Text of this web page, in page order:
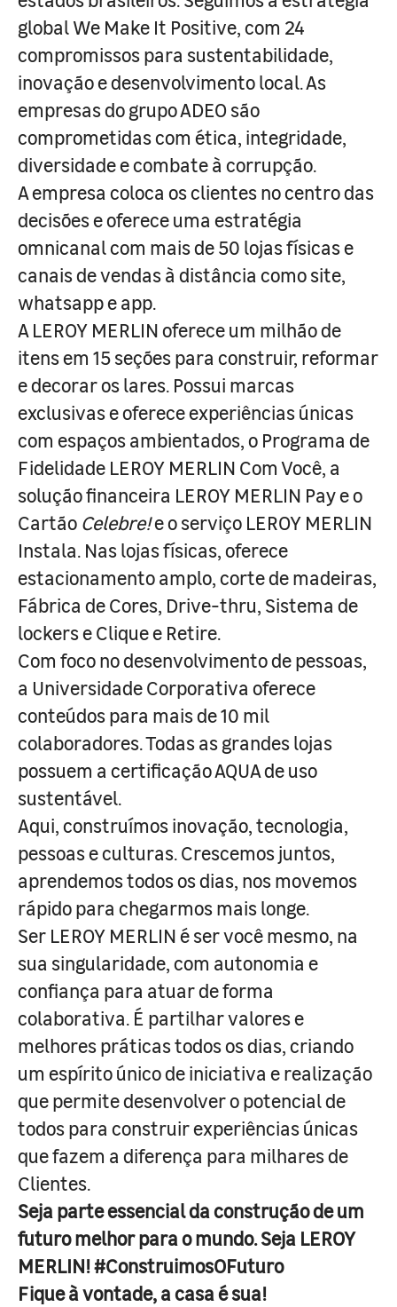
global We Make It Positive, com 24
compromissos para sustentabilidade,
inovação e desenvolvimento local. As
empresas do grupo ADEO são
comprometidas com ética, integridade,
diversidade e combate à corrupção.
A empresa coloca os clientes no centro das
decisões e oferece uma estratégia
omnicanal com mais de 50 lojas físicas e
canais de vendas à distância como site,
whatsapp e app.
A LEROY MERLIN oferece um milhão de
itens em 15 seções para construir, reformar
e decorar os lares. Possui marcas
exclusivas e oferece experiências únicas
com espaços ambientados, o Programa de
Fidelidade LEROY MERLIN Com Você, a
solução financeira LEROY MERLIN Pay e o
Cartão Celebre!e o serviço LEROY MERLIN
Instala. Nas lojas físicas, oferece
estacionamento amplo, corte de madeiras,
Fábrica de Cores, Drive-thru, Sistema de
lockers e Clique e Retire.
Com foco no desenvolvimento de pessoas,
a Universidade Corporativa oferece
conteúdos para mais de 10 mil
colaboradores. Todas as grandes lojas
possuem a certificação AQUA de uso
sustentável.
Aqui, construímos inovação, tecnologia,
pessoas e culturas. Crescemos juntos,
aprendemos todos os dias, nos movemos
rápido para chegarmos mais longe.
Ser LEROY MERLIN é ser você mesmo, na
sua singularidade, com autonomia e
confiança para atuar de forma
colaborativa. É partilhar valores e
melhores práticas todos os dias, criando
um espírito único de iniciativa e realização
que permite desenvolver o potencial de
todos para construir experiências únicas
que fazem a diferença para milhares de
Clientes.
Seja parte essencial da construção de um
futuro melhor para o mundo. Seja LEROY
MERLIN! #ConstruimosOFuturo
Fique à vontade, a casa é sua!